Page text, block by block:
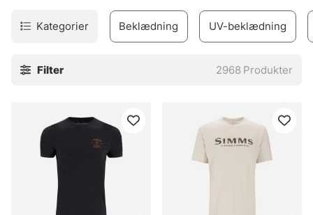
Kategorier Beklædning UV-beklædning
Filter 2968 Produkter